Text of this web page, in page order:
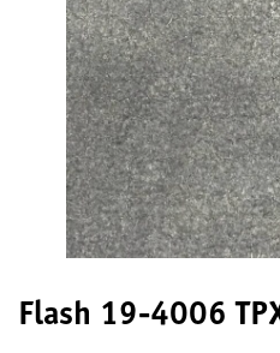
Flash 19-4006